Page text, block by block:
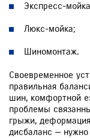
Экспресс-
Люкс-мойка;
Шиномонтаж.
Своевременное
правильная
шин, комфортной
проблемы
грыжи,
дисбаланс —